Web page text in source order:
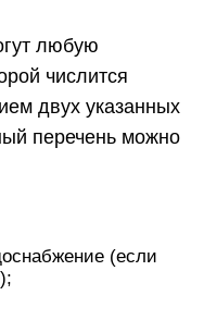
любую
числится
двух указанных
перечень можно
(если